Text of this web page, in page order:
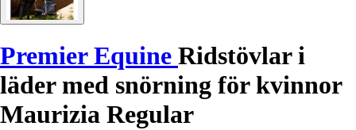
Premier Equine Ridstövlar i
läder med snörning för kvinnor
Maurizia Regular